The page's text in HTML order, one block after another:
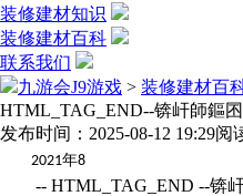
装修建材知识
装修建材百科
联系我们
九游会J9游戏 > 装修建材百
HTML_TAG_END--锛屽師鏂
发布时间：2025-08-12 19:29阅
2021年8
-- HTML_TAG_END --锛屽